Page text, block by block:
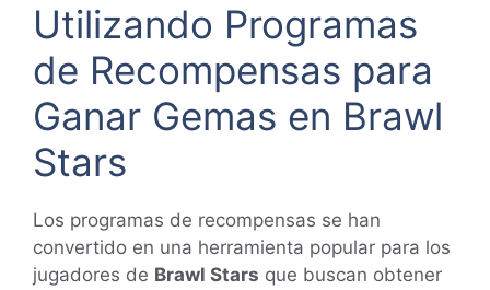
Utilizando Programas
de Recompensas para
Ganar Gemas en Brawl
Stars
Los programas de recompensas se han
convertido en una herramienta popular para los
jugadores de Brawl Stars que buscan obtener